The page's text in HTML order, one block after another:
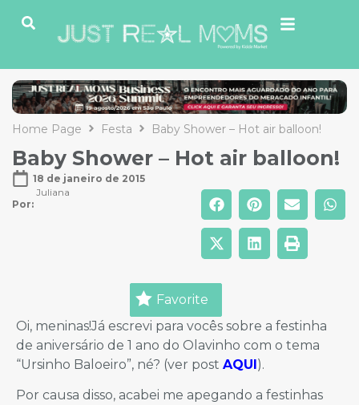
Home Page Festa Baby Shower – Hot air balloon!
Baby Shower – Hot air balloon!
18 de janeiro de 2015
Por:
Juliana
Favorite
Oi, meninas!Já escrevi para vocês sobre a festinha
de aniversário de 1 ano do Olavinho com o tema
“Ursinho Baloeiro”, né? (ver post AQUI).
Por causa disso, acabei me apegando a festinhas